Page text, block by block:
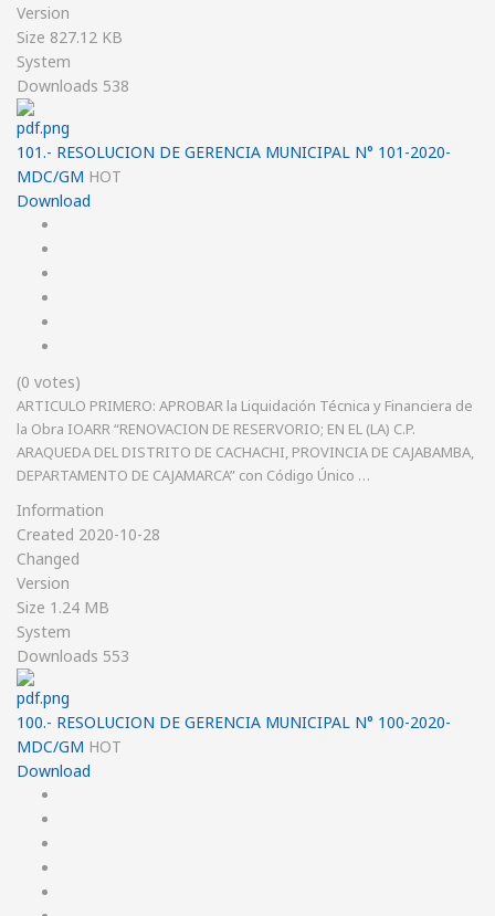
Version
Size 827.12 KB
System
Downloads 538
101.- RESOLUCION DE GERENCIA MUNICIPAL N° 101-2020-
MDC/GM HOT
Download
(0 votes)
ARTICULO PRIMERO: APROBAR la Liquidación Técnica y Financiera de
la Obra IOARR “RENOVACION DE RESERVORIO; EN EL (LA) C.P.
ARAQUEDA DEL DISTRITO DE CACHACHI, PROVINCIA DE CAJABAMBA,
DEPARTAMENTO DE CAJAMARCA” con Código Único …
Information
Created 2020-10-28
Changed
Version
Size 1.24 MB
System
Downloads 553
100.- RESOLUCION DE GERENCIA MUNICIPAL N° 100-2020-
MDC/GM HOT
Download